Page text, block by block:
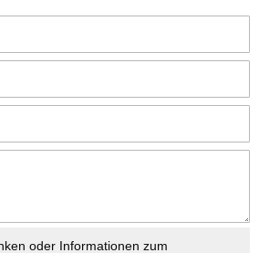
oder Informationen zum